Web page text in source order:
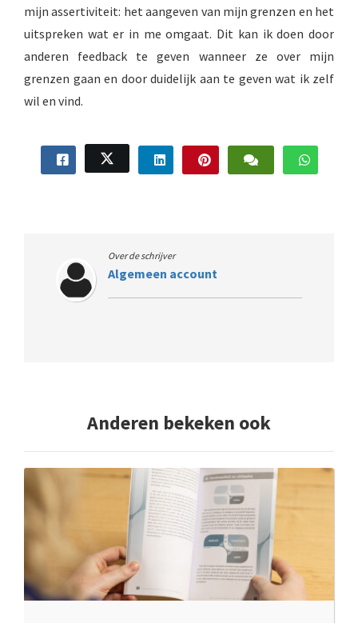
mijn assertiviteit: het aangeven van mijn grenzen en het
uitspreken wat er in me omgaat. Dit kan ik doen door
anderen feedback te geven wanneer ze over mijn
grenzen gaan en door duidelijk aan te geven wat ik zelf
wil en vind.
Over de schrijver
Algemeen account
Anderen bekeken ook